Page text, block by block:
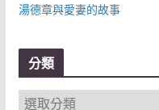
湯德章與愛妻的故事
分類
分